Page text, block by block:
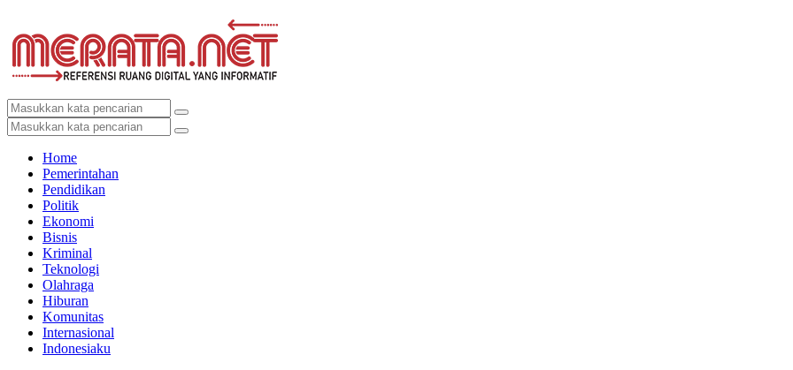
Home
Pemerintahan
Pendidikan
Politik
Ekonomi
Bisnis
Kriminal
Teknologi
Olahraga
Hiburan
Komunitas
Internasional
Indonesiaku